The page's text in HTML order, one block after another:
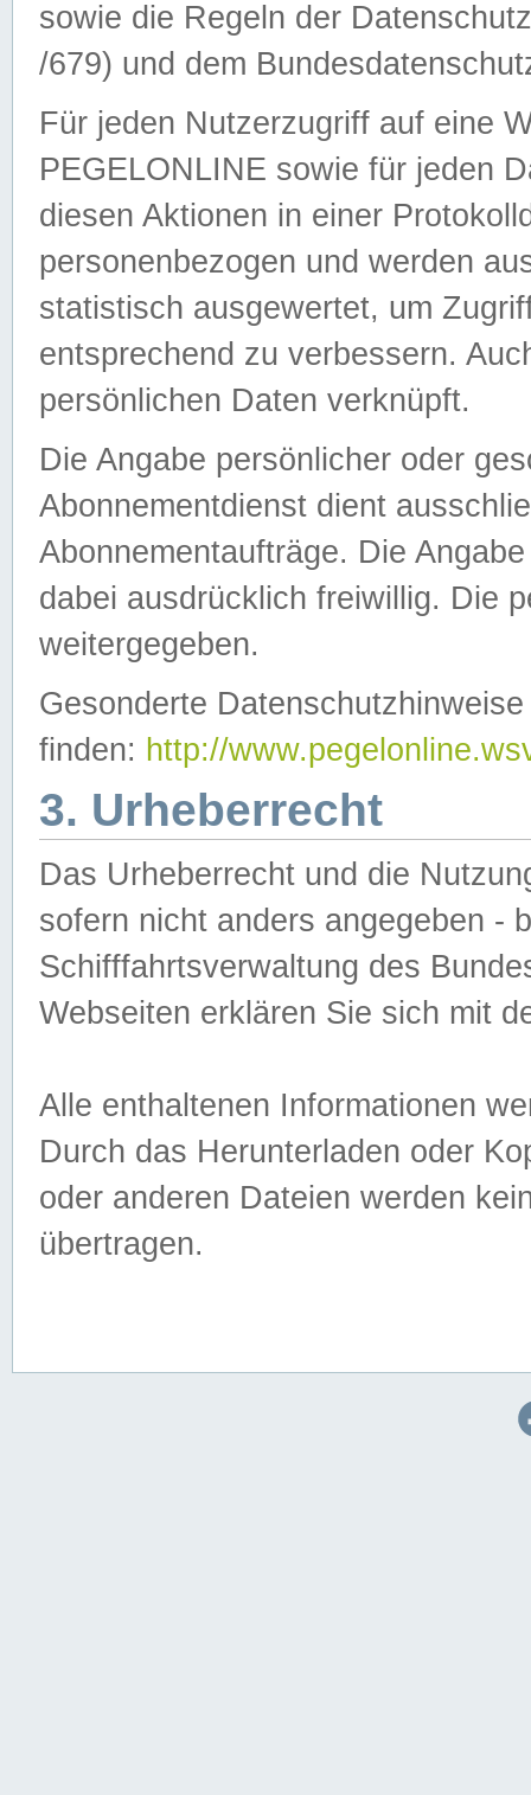
sowie die Regeln der
/679) und dem
Für jeden Nutzerzugriff auf eine
PEGELONLINE sowie für jeden
diesen Aktionen in einer
personenbezogen und werden
statistisch ausgewertet, um
entsprechend zu verbessern.
persönlichen Daten verknüpft.
Die Angabe persönlicher oder
Abonnementdienst dient
Abonnementaufträge. Die
dabei ausdrücklich freiwillig. Die
weitergegeben.
Gesonderte
finden: http://
3. Urheberrecht
Das Urheberrecht und die
sofern nicht anders angegeben -
Schifffahrtsverwaltung des
Webseiten erklären Sie sich mit
Alle enthaltenen Informationen
Durch das Herunterladen oder
oder anderen Dateien werden
übertragen.